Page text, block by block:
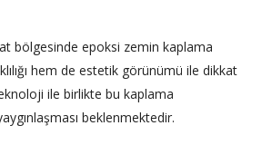
bölgesinde epoksi zemin kaplama
hem de estetik görünümü ile dikkat
ile birlikte bu kaplama
beklenmektedir.